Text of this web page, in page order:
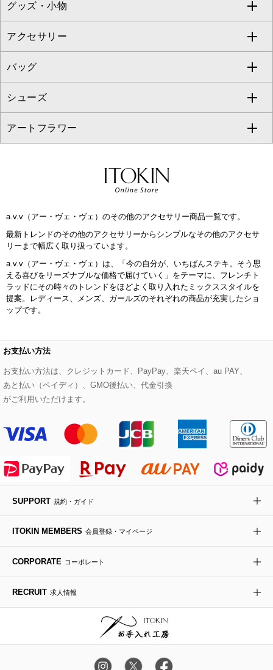
MK MICHEL KLEIN BAG
HIROKO KOSHINO
re:edition project 165
HIROKO BIS GRANDE
アンサンブルセット
ベスト・ジレ
パーカー
タンクトップ・キャミソール
スウェット・ジャージー
ジャンパースカート
その他のワンピース・ドレス
ガウチョ・ワイドパンツ
ハーフ・ショート丈パンツ
サロペット・オールインワン
その他のパンツ
ひざ丈スカート
ミモレ丈スカート
ショート・ミニ丈スカート
その他のスカート
テーラードジャケット
ノーカラージャケット
セットアップ
セットアップジャケット
セットアップパンツ
セットアップワンピース
その他のジャケット・スーツ
すべてのコート・ブルゾン
トレンチコート
ピーコート
ダッフルコート
チェスターコート
ノーカラーコート
ライダースジャケット
デニムジャケット
ダウンジャケット・コート
グッズ・小物
すべてのグッズ・小物
マスク
ストール・マフラー・スヌード
ベルト・サスペンダー
財布・名刺入れ・ケース
ハンカチ・バンダナ
手袋
チャーム・ストラップ
ポーチ
傘・日傘
アイウェア
レッグウェア
アクセサリー
すべてのアクセサリー
ネックレス
ピアス・イヤリング
ブローチ・コサージュ
その他のアクセサリー
バッグ
すべてのバッグ
トートバッグ
クラッチバッグ
バックパック・リュック
ボディバッグ・メッセンジャーバッグ
トラベルバッグ
その他のバッグ
シューズ
すべてのシューズ
ブーツ・ブーティー
フラットシューズ
ローファー
ドレスシューズ
その他のシューズ
アートフラワー
オーキッド・胡蝶蘭
カサブランカ・カラー
ラナンキュラス
ポプリアレンジ＆フレグランス
その他のアートフラワー
a.v.v（アー・ヴェ・ヴェ）のその他のアクセサリー商品一覧です。
最新トレンドのその他のアクセサリーからシンプルなその他のアクセサ
リーまで幅広く取り扱っています。
a.v.v（アー・ヴェ・ヴェ）は、「今の自分が、いちばんステキ。そう思
える喜びをリーズナブルな価格で届けていく」をテーマに、フレンチト
ラッドにその時々のトレンドをほどよく取り入れたミックススタイルを
提案。レディース、メンズ、ガールズのそれぞれの商品が充実したショ
ップです。
お支払い方法
お支払い方法は、クレジットカード、PayPay、楽天ペイ、au PAY、
あと払い（ペイディ）、GMO後払い、代金引換
がご利用いただけます。
SUPPORT 規約・ガイド
ITOKIN MEMBERS 会員登録・マイページ
CORPORATE コーポレート
RECRUIT 求人情報